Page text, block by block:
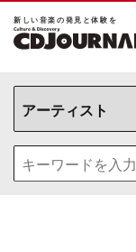
新しい⾳楽の発⾒と体験を